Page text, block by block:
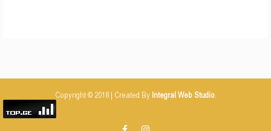
Copyright © 2018 | Created By Integral Web Studio.